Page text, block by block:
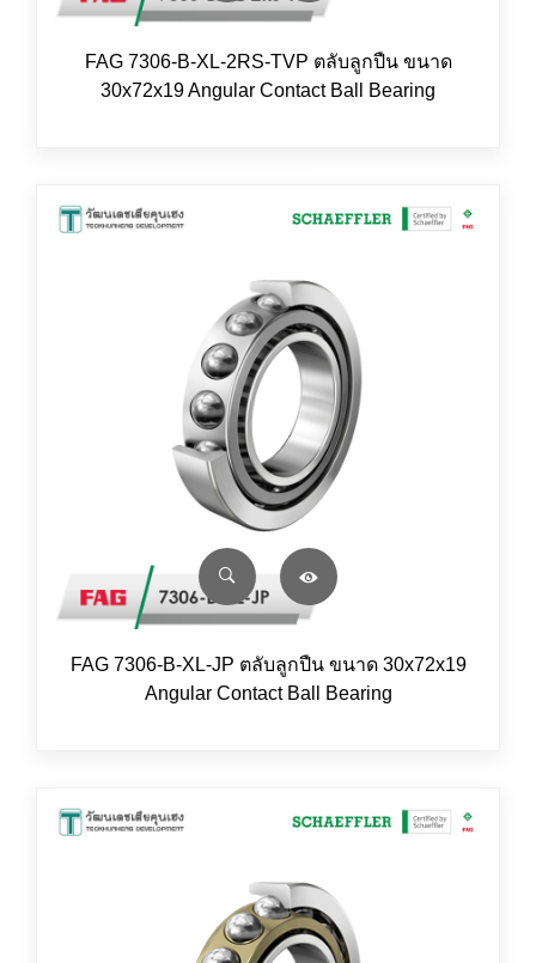
FAG 7306-B-XL-2RS-TVP ตลับลูกปืน ขนาด
30x72x19 Angular Contact Ball Bearing
FAG 7306-B-XL-JP ตลับลูกปืน ขนาด 30x72x19
Angular Contact Ball Bearing